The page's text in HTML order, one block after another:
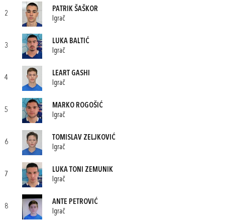
2
PATRIK ŠAŠKOR
Igrač
3
LUKA BALTIĆ
Igrač
4
LEART GASHI
Igrač
5
MARKO ROGOŠIĆ
Igrač
6
TOMISLAV ZELJKOVIĆ
Igrač
7
LUKA TONI ZEMUNIK
Igrač
8
ANTE PETROVIĆ
Igrač